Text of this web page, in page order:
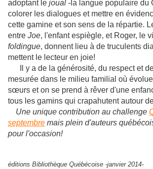
adoptant le joual -la langue populaire du
colorer les dialogues et mettre en
cette gamine et son sens de la répartie.
entre Joe, l'enfant espiègle, et Roger, le
foldingue, donnent lieu à de truculents
mettent le lecteur en joie!
Il y a de la générosité, du respect et
mesurée dans le milieu familial où évolue
sœurs et on se prend à rêver d'une
tous les gamins qui crapahutent autour
Une unique contribution au challenge
septembre mais plein d'auteurs
pour l'occasion!
éditions Bibliothèque Québécoise -janvier 2014-